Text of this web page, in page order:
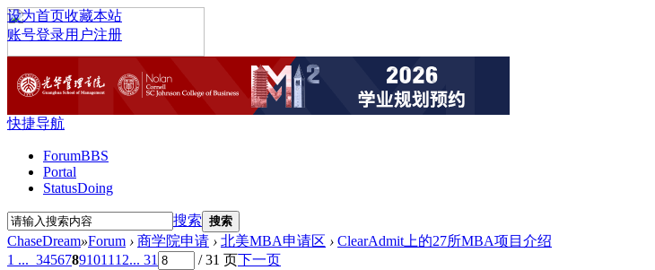
设为首页收藏本站
账号登录用户注册
快捷导航
ForumBBS
Portal
StatusDoing
搜索 搜索
ChaseDream»Forum › 商学院申请 › 北美MBA申请区 › ClearAdmit上的27所MBA项目介绍
1 ... 34567891011 12... 31 / 31 页下一页